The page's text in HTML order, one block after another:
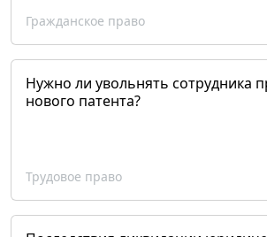
Гражданское право
Нужно ли увольнять сотрудника
нового патента?
Трудовое право